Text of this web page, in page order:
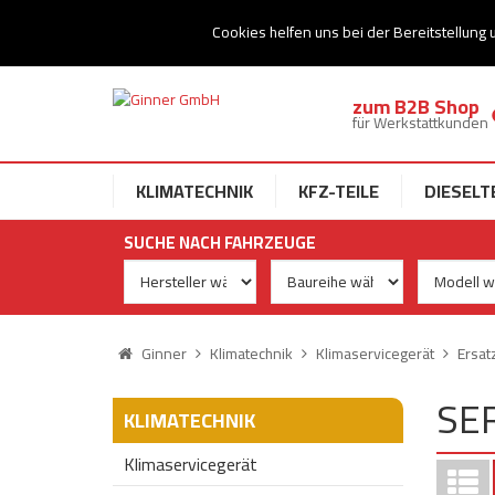
Cookies helfen uns bei der
Ihr Speziallist für Dieseltechnik
zum B2B Shop
für Werkstattkunden
KLIMATECHNIK KFZ-TEILE
SUCHE NACH FAHRZEUGE
Ginner Klimatechnik Klimaservicegerät
KLIMATECHNIK
Klimaservicegerät